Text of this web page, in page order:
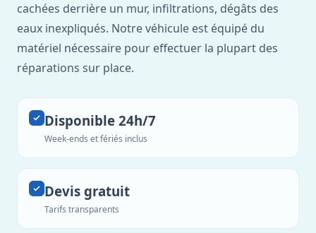
cachées derrière un mur, infiltrations, dégâts des
eaux inexpliqués. Notre véhicule est équipé du
matériel nécessaire pour effectuer la plupart des
réparations sur place.
Disponible 24h/7
Week-ends et fériés inclus
Devis gratuit
Tarifs transparents